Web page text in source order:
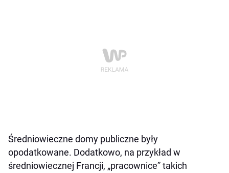
Średniowieczne domy publiczne były
opodatkowane. Dodatkowo, na przykład w
średniowiecznej Francji, „pracownice” takich